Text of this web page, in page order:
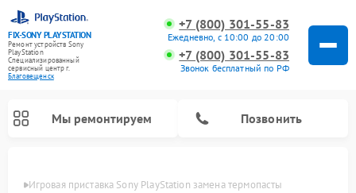
FIX-SONY PLAYSTATION
Ремонт устройств Sony
PlayStation
Специализированный
cервисный центр г.
Благовещенск
+7 (800) 301-55-83
Ежедневно, с 10:00 до 20:00
+7 (800) 301-55-83
Звонок бесплатный по РФ
Мы ремонтируем Позвонить
Игровая приставка Sony PlayStation замена термопасты